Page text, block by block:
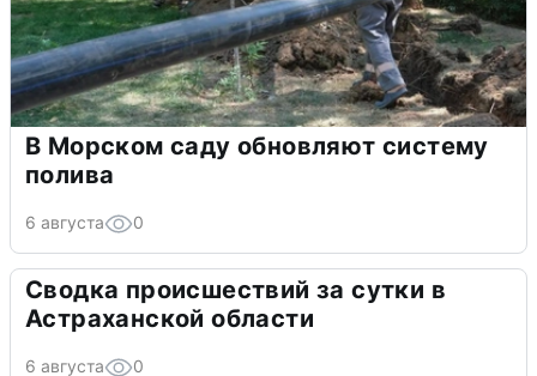
В Морском саду обновляют систему
полива
6 августа 0
Сводка происшествий за сутки в
Астраханской области
6 августа 0